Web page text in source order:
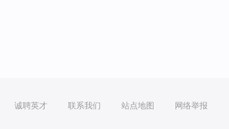
诚聘英才 联系我们 站点地图 网络举报